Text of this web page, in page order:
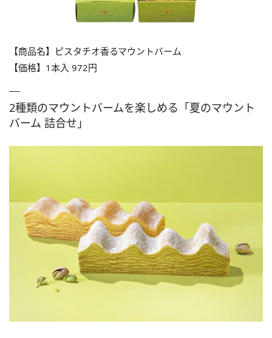
【商品名】ピスタチオ⾹るマウントバーム
【価格】1本入 972円
2種類のマウントバームを楽しめる「夏のマウント
バーム 詰合せ」